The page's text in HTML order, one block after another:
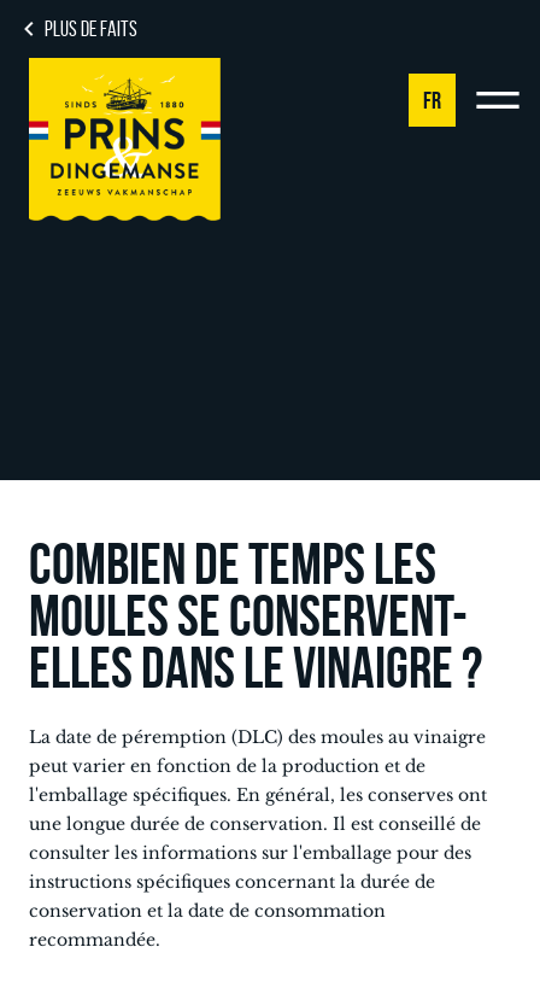
PLUS DE FAITS
FR
Combien de temps les
moules se conservent-
elles dans le vinaigre ?
La date de péremption (DLC) des moules au vinaigre
peut varier en fonction de la production et de
l'emballage spécifiques. En général, les conserves ont
une longue durée de conservation. Il est conseillé de
consulter les informations sur l'emballage pour des
instructions spécifiques concernant la durée de
conservation et la date de consommation
recommandée.